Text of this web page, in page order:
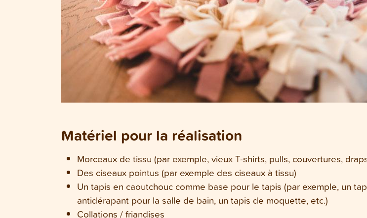
Matériel pour la réalisation
Morceaux de tissu (par exemple, vieux T-shirts, pulls, couvertures,
Des ciseaux pointus (par exemple des ciseaux à tissu)
Un tapis en caoutchouc comme base pour le tapis (par exemple, un
antidérapant pour la salle de bain, un tapis de moquette, etc.)
Collations / friandises